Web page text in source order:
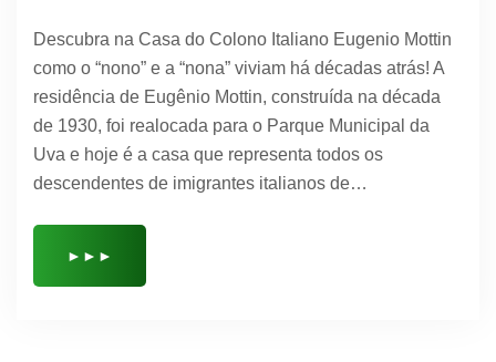
Descubra na Casa do Colono Italiano Eugenio Mottin
como o “nono” e a “nona” viviam há décadas atrás! A
residência de Eugênio Mottin, construída na década
de 1930, foi realocada para o Parque Municipal da
Uva e hoje é a casa que representa todos os
descendentes de imigrantes italianos de…
►►►